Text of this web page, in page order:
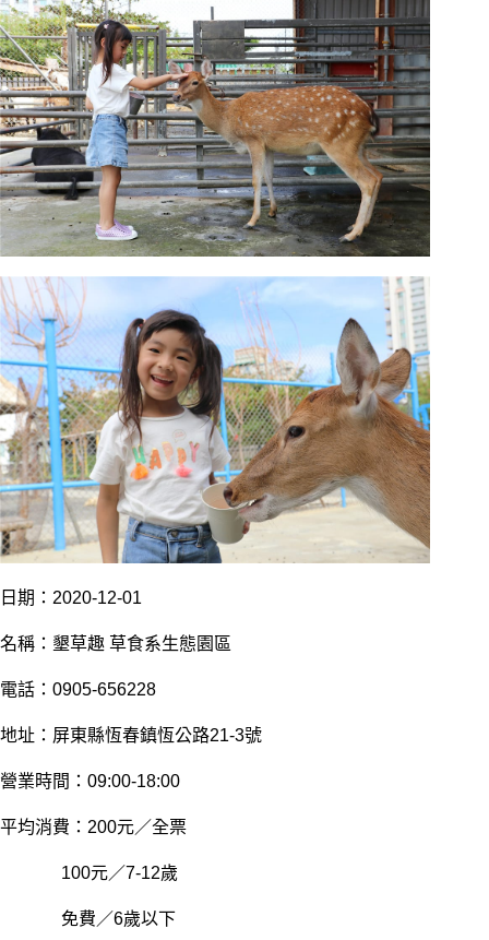
日 期：2020-12-01
名稱：墾草趣 草食系生態園區
電話：0905-656228
地址：屏東縣恆春鎮恆公路21-3號
營業時間：09:00-18:00
平均消費：200元／全票
100元／7-12歲
免費／6歲以下